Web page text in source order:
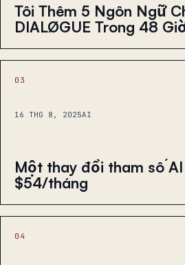
Tôi Thêm 5 Ngôn Ngữ
DIALØGUE Trong 48
03
16 THG 8, 2025AI
Một thay đổi tham số
$54/tháng
04